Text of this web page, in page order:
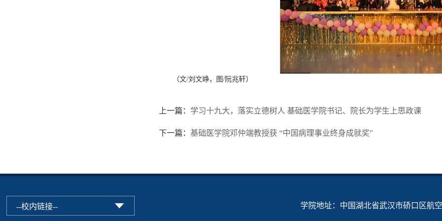
（文/刘文峥，图/阮兆轩）
上一篇： 学习十九大，落实立德树人 基础医学院书记、院长为学生上思政课
下一篇： 基础医学院邓仲端教授获 “中国病理事业终身成就奖”
学院地址：中国湖北省武汉市硚口区航